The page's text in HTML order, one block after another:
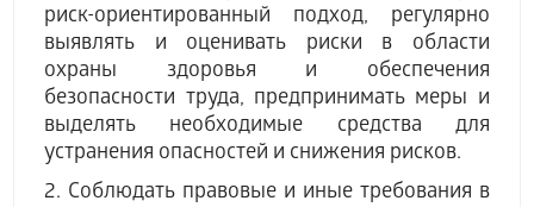
риск-ориентированный подход, регулярно
выявлять и оценивать риски в области
охраны здоровья и обеспечения
безопасности труда, предпринимать меры и
выделять необходимые средства для
устранения опасностей и снижения рисков.
2. Соблюдать правовые и иные требования в